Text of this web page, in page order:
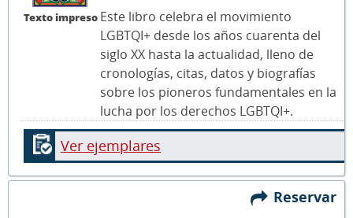
Texto impreso Este libro celebra el movimiento
LGBTQI+ desde los años cuarenta del
siglo XX hasta la actualidad, lleno de
cronologías, citas, datos y biografías
sobre los pioneros fundamentales en la
lucha por los derechos LGBTQI+.
Ver ejemplares
Reservar